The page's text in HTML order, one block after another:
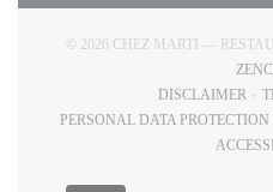
© 2026 CHEZ MARTI —
DISCLAIMER
PERSONAL DATA